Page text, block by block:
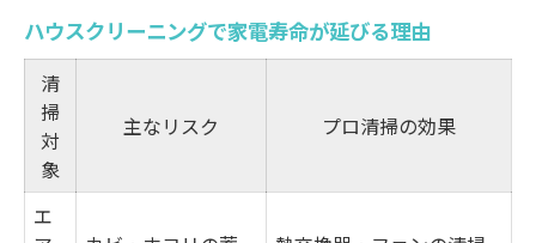
ハウスクリーニングで家電寿命が延びる理由
清
掃
対
象
主なリスク プロ清掃の効果
エ